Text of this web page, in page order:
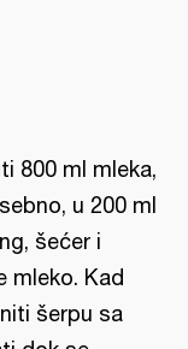
800 ml mleka,
u 200 ml
šećer i
mleko. Kad
šerpu sa